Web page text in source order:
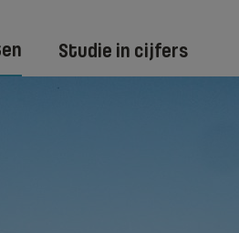
Studie in cijfers
jij je hebt aangemeld,
bespreken dan jouw